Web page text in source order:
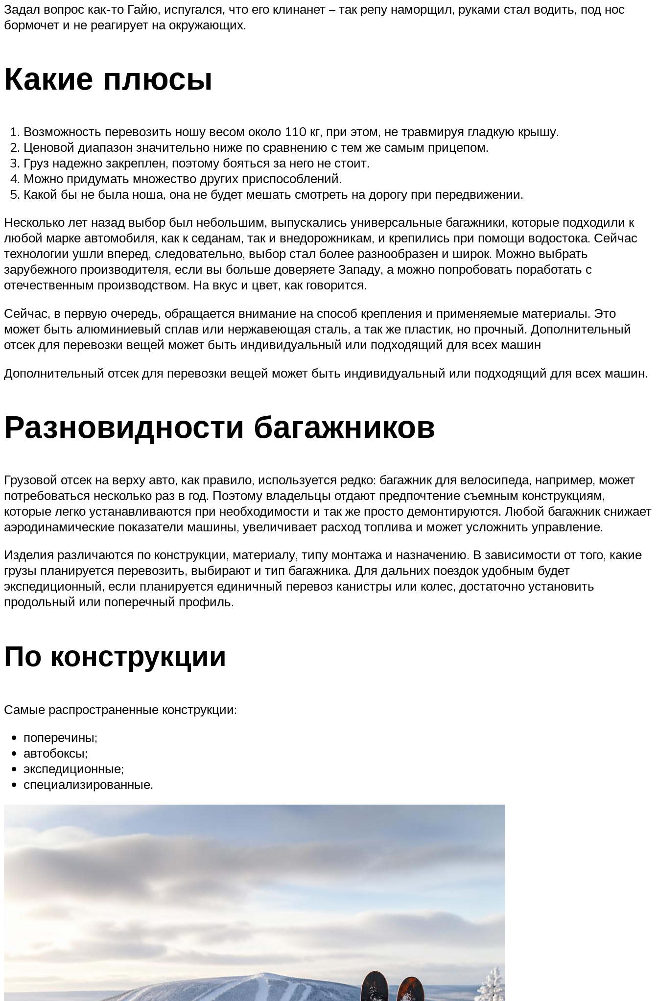
Задал вопрос как-то Гайю, испугался, что его клинанет – так репу наморщил, руками стал водить, под нос
бормочет и не реагирует на окружающих.
Какие плюсы
Возможность перевозить ношу весом около 110 кг, при этом, не травмируя гладкую крышу.
Ценовой диапазон значительно ниже по сравнению с тем же самым прицепом.
Груз надежно закреплен, поэтому бояться за него не стоит.
Можно придумать множество других приспособлений.
Какой бы не была ноша, она не будет мешать смотреть на дорогу при передвижении.
Несколько лет назад выбор был небольшим, выпускались универсальные багажники, которые подходили к
любой марке автомобиля, как к седанам, так и внедорожникам, и крепились при помощи водостока. Сейчас
технологии ушли вперед, следовательно, выбор стал более разнообразен и широк. Можно выбрать
зарубежного производителя, если вы больше доверяете Западу, а можно попробовать поработать с
отечественным производством. На вкус и цвет, как говорится.
Сейчас, в первую очередь, обращается внимание на способ крепления и применяемые материалы. Это
может быть алюминиевый сплав или нержавеющая сталь, а так же пластик, но прочный. Дополнительный
отсек для перевозки вещей может быть индивидуальный или подходящий для всех машин
Дополнительный отсек для перевозки вещей может быть индивидуальный или подходящий для всех машин.
Разновидности багажников
Грузовой отсек на верху авто, как правило, используется редко: багажник для велосипеда, например, может
потребоваться несколько раз в год. Поэтому владельцы отдают предпочтение съемным конструкциям,
которые легко устанавливаются при необходимости и так же просто демонтируются. Любой багажник снижает
аэродинамические показатели машины, увеличивает расход топлива и может усложнить управление.
Изделия различаются по конструкции, материалу, типу монтажа и назначению. В зависимости от того, какие
грузы планируется перевозить, выбирают и тип багажника. Для дальних поездок удобным будет
экспедиционный, если планируется единичный перевоз канистры или колес, достаточно установить
продольный или поперечный профиль.
По конструкции
Самые распространенные конструкции:
поперечины;
автобоксы;
экспедиционные;
специализированные.